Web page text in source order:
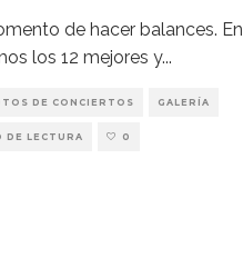
de hacer balances. En
los 12 mejores y...
DE CONCIERTOS GALERÍA
DE LECTURA 0